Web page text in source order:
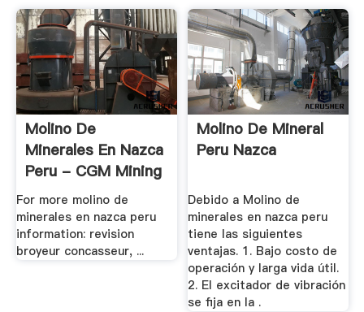
Molino De
Minerales En Nazca
Peru - CGM Mining
.
For more molino de
minerales en nazca peru
information: revision
broyeur concasseur, ...
Molino De Mineral
Peru Nazca
Debido a Molino de
minerales en nazca peru
tiene las siguientes
ventajas. 1. Bajo costo de
operación y larga vida útil.
2. El excitador de vibración
se fija en la .